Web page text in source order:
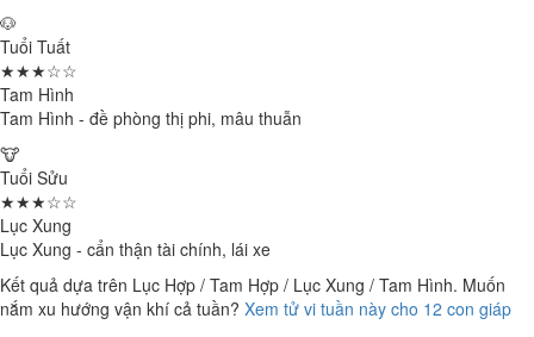
🐶
Tuổi Tuất
★★★☆☆
Tam Hình
Tam Hình - đề phòng thị phi, mâu thuẫn
🐮
Tuổi Sửu
★★★☆☆
Lục Xung
Lục Xung - cẩn thận tài chính, lái xe
Kết quả dựa trên Lục Hợp / Tam Hợp / Lục Xung / Tam Hình. Muốn
nắm xu hướng vận khí cả tuần? Xem tử vi tuần này cho 12 con giáp